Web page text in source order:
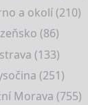
a okolí (210)
(86)
(133)
(251)
Morava (755)